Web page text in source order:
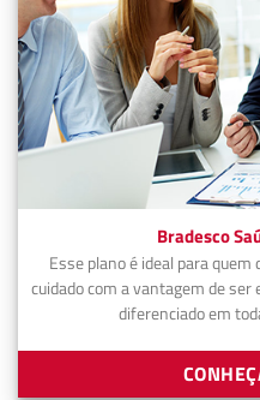
Bradesco
Esse plano é ideal para
cuidado com a vantagem de
diferenciado em